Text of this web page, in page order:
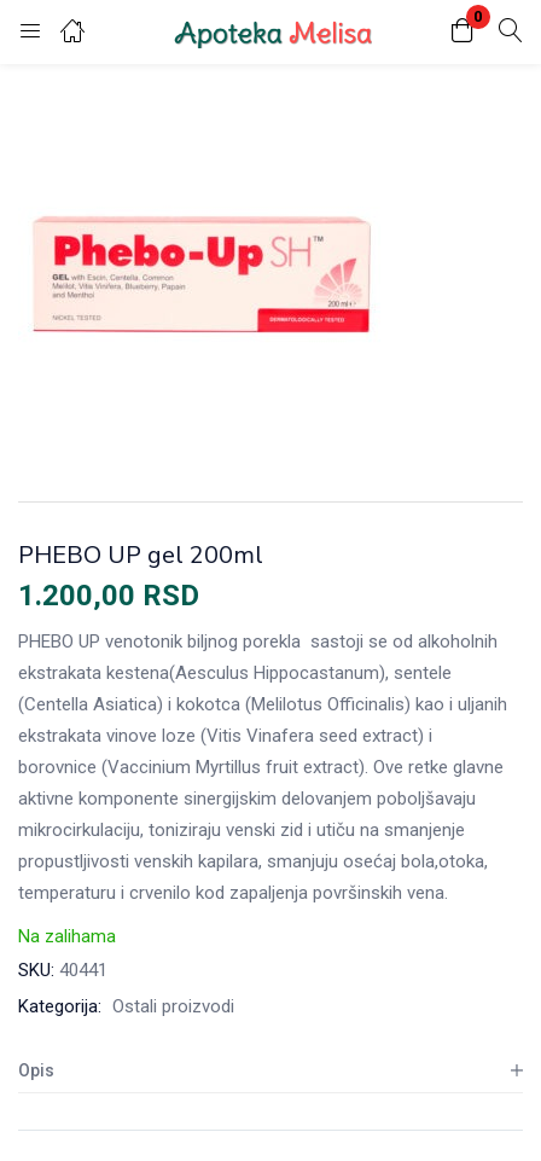
0
Login Register
Remember me
PHEBO UP gel 200ml
1.200,00 RSD
PHEBO UP venotonik biljnog porekla sastoji se od alkoholnih
ekstrakata kestena(Aesculus Hippocastanum), sentele
(Centella Asiatica) i kokotca (Melilotus Officinalis) kao i uljanih
ekstrakata vinove loze (Vitis Vinafera seed extract) i
borovnice (Vaccinium Myrtillus fruit extract). Ove retke glavne
aktivne komponente sinergijskim delovanjem poboljšavaju
mikrocirkulaciju, toniziraju venski zid i utiču na smanjenje
propustljivosti venskih kapilara, smanjuju osećaj bola,otoka,
temperaturu i crvenilo kod zapaljenja površinskih vena.
Na zalihama
SKU: 40441
Kategorija: Ostali proizvodi
Opis